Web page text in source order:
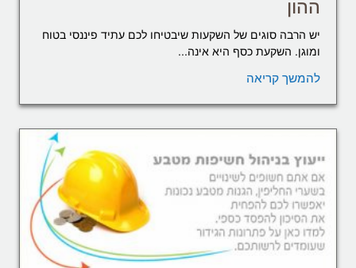
ההון
יש הרבה סוגים של השקעות שיבטיחו לכם עתיד פיננסי בטוח
ומוגן. השקעת כסף היא אינה...
להמשך קריאה